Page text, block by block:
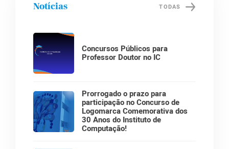
Notícias TODAS
Concursos Públicos para
Professor Doutor no IC
Prorrogado o prazo para
participação no Concurso de
Logomarca Comemorativa dos
30 Anos do Instituto de
Computação!